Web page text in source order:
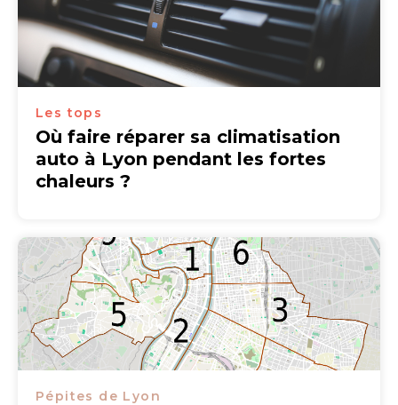
Les tops
Où faire réparer sa climatisation
auto à Lyon pendant les fortes
chaleurs ?
Pépites de Lyon